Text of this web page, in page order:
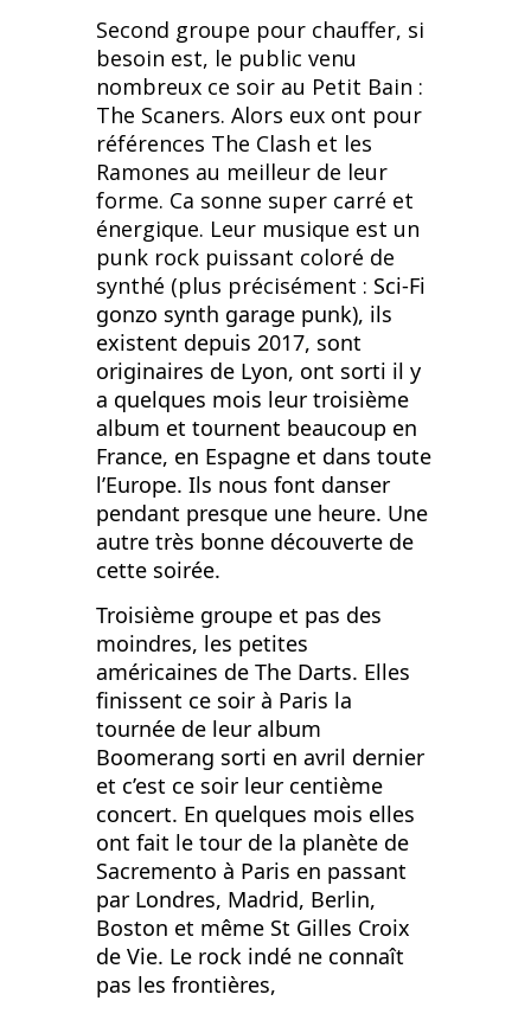
Second groupe pour chauffer, si
besoin est, le public venu
nombreux ce soir au Petit Bain :
The Scaners. Alors eux ont pour
références The Clash et les
Ramones au meilleur de leur
forme. Ca sonne super carré et
énergique. Leur musique est un
punk rock puissant coloré de
synthé (plus précisément : Sci-Fi
gonzo synth garage punk), ils
existent depuis 2017, sont
originaires de Lyon, ont sorti il y
a quelques mois leur troisième
album et tournent beaucoup en
France, en Espagne et dans toute
l’Europe. Ils nous font danser
pendant presque une heure. Une
autre très bonne découverte de
cette soirée.
Troisième groupe et pas des
moindres, les petites
américaines de The Darts. Elles
finissent ce soir à Paris la
tournée de leur album
Boomerang sorti en avril dernier
et c’est ce soir leur centième
concert. En quelques mois elles
ont fait le tour de la planète de
Sacremento à Paris en passant
par Londres, Madrid, Berlin,
Boston et même St Gilles Croix
de Vie. Le rock indé ne connaît
pas les frontières,